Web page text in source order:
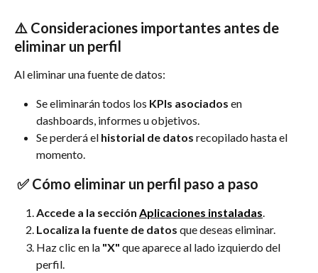
⚠️ Consideraciones importantes antes de
eliminar un perfil
Al eliminar una fuente de datos:
Se eliminarán todos los KPIs asociados en
dashboards, informes u objetivos.
Se perderá el historial de datos recopilado hasta el
momento.
✅ Cómo eliminar un perfil paso a paso
Accede a la sección Aplicaciones instaladas.
Localiza la fuente de datos que deseas eliminar.
Haz clic en la "X" que aparece al lado izquierdo del
perfil.